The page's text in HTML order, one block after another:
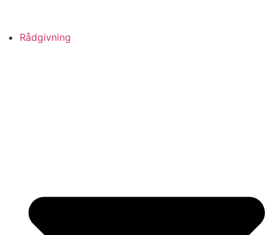
Rådgivning